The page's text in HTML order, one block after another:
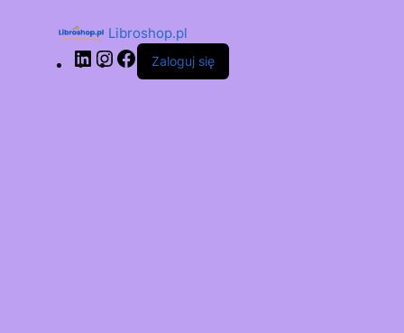
Libroshop.pl
Zaloguj się